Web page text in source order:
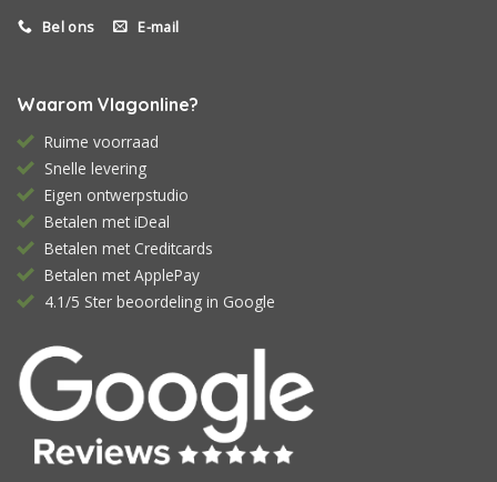
Bel ons E-mail
Waarom Vlagonline?
Ruime voorraad
Snelle levering
Eigen ontwerpstudio
Betalen met iDeal
Betalen met Creditcards
Betalen met ApplePay
4.1/5 Ster beoordeling in Google